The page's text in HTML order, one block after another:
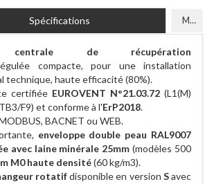
Spécifications Modèles
centrale de récupération
compacte, pour une installation
technique, haute efficacité (80%).
certifiée EUROVENT N°21.03.72 (L1(M)
F9) et conforme à l'ErP2018.
BACNET ou WEB.
enveloppe double peau RAL9007
avec laine minérale 25mm (modèles 500
M0 haute densité(60 kg/m3).
rotatifdisponible en version Savec